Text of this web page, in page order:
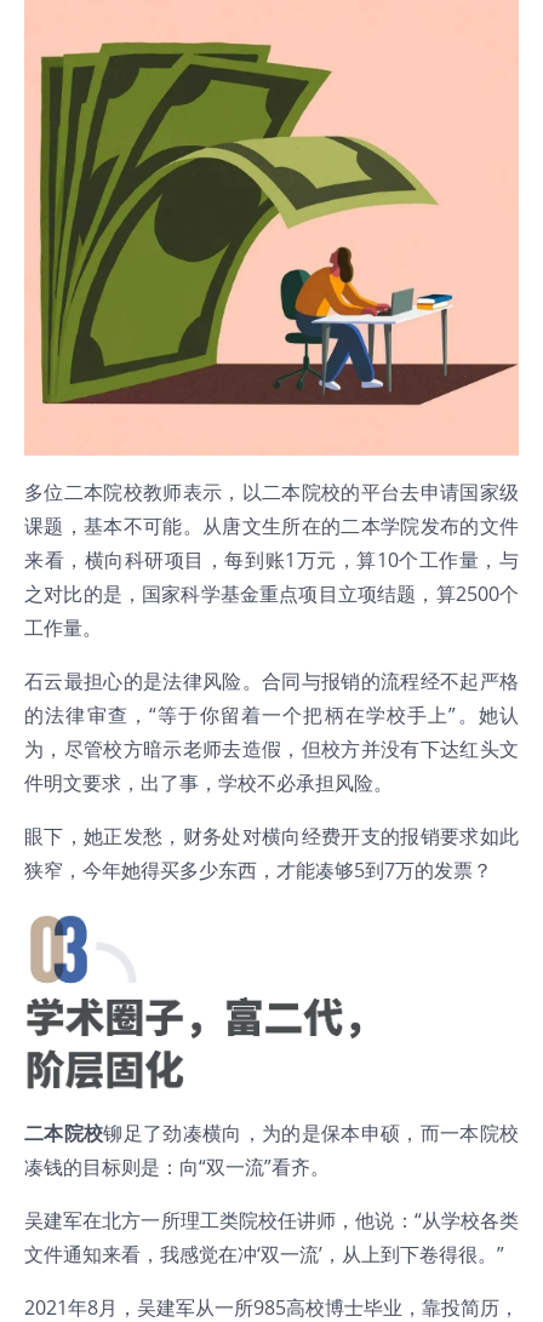
多位二本院校教师表示，以二本院校的平台去申请国家级
课题，基本不可能。从唐文生所在的二本学院发布的文件
来看，横向科研项目，每到账1万元，算10个工作量，与
之对比的是，国家科学基金重点项目立项结题，算2500个
工作量。
石云最担心的是法律风险。合同与报销的流程经不起严格
的法律审查，“等于你留着一个把柄在学校手上”。她认
为，尽管校方暗示老师去造假，但校方并没有下达红头文
件明文要求，出了事，学校不必承担风险。
眼下，她正发愁，财务处对横向经费开支的报销要求如此
狭窄，今年她得买多少东西，才能凑够5到7万的发票？
二本院校铆足了劲凑横向，为的是保本申硕，而一本院校
凑钱的目标则是：向“双一流”看齐。
吴建军在北方一所理工类院校任讲师，他说：“从学校各类
文件通知来看，我感觉在冲‘双一流’，从上到下卷得很。”
2021年8月，吴建军从一所985高校博士毕业，靠投简历，